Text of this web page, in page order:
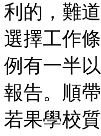
利的，難
選擇工作
例有一半
報告。順
若果學校